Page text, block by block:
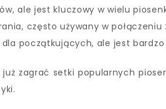
ale jest kluczowy w wielu
często używany w połączeniu
początkujących, ale jest bardzo
zagrać setki popularnych